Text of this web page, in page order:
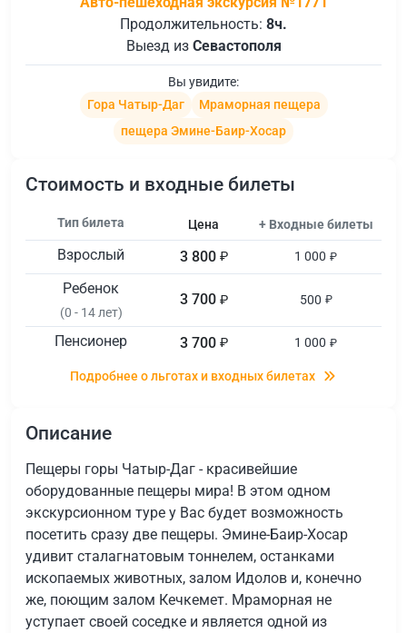
Продолжительность: 8ч.
Выезд из Севастополя
Вы увидите:
Гора Чатыр-Даг
Мраморная пещера
пещера Эмине-Баир-Хосар
Стоимость и входные билеты
Тип билета Цена + Входные билеты
Взрослый 3 800 ₽ 1 000 ₽
Ребенок
(0 - 14 лет)
3 700 ₽ 500 ₽
Пенсионер 3 700 ₽ 1 000 ₽
Подробнее о льготах и входных билетах
Описание
Пещеры горы Чатыр-Даг - красивейшие
оборудованные пещеры мира! В этом одном
экскурсионном туре у Вас будет возможность
посетить сразу две пещеры. Эмине-Баир-Хосар
удивит сталагнатовым тоннелем, останками
ископаемых животных, залом Идолов и, конечно
же, поющим залом Кечкемет. Мраморная не
уступает своей соседке и является одной из